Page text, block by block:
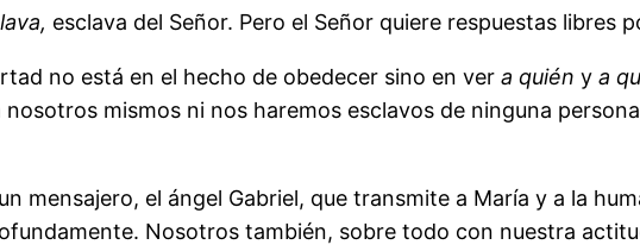
esclava del Señor. Pero el Señor quiere respuestas libres
no está en el hecho de obedecer sino en vera quiénya
mismos ni nos haremos esclavos de ninguna
el ángel Gabriel, que transmite a María y a la
Nosotros también, sobre todo con nuestra